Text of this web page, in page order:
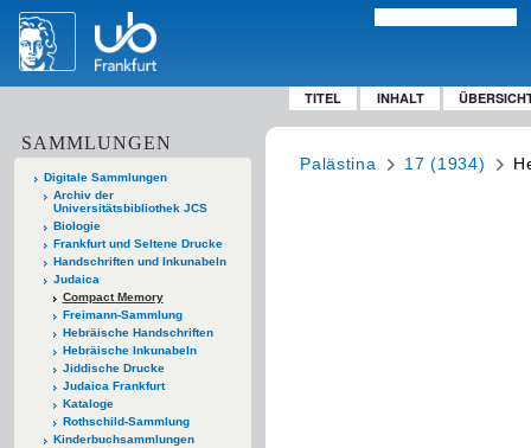
TITEL INHALT
SAMMLUNGEN
Digitale Sammlungen
Archiv der
Universitätsbibliothek JCS
Biologie
Frankfurt und Seltene Drucke
Handschriften und Inkunabeln
Judaica
Compact Memory
Freimann-Sammlung
Hebräische Handschriften
Hebräische Inkunabeln
Jiddische Drucke
Judaica Frankfurt
Kataloge
Rothschild-Sammlung
Kinderbuchsammlungen
Palästina 17 (1934)